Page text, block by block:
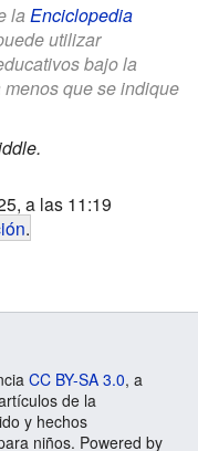
la Enciclopedia
utilizar
bajo la
menos que se indique
a las 11:19
.
CC BY-SA 3.0, a
de la
y hechos
niños. Powered by